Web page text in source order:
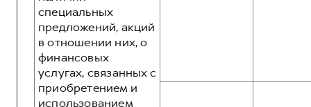
специальных
предложений, акций
в отношении них, о
финансовых
услугах, связанных с
приобретением и
использованием